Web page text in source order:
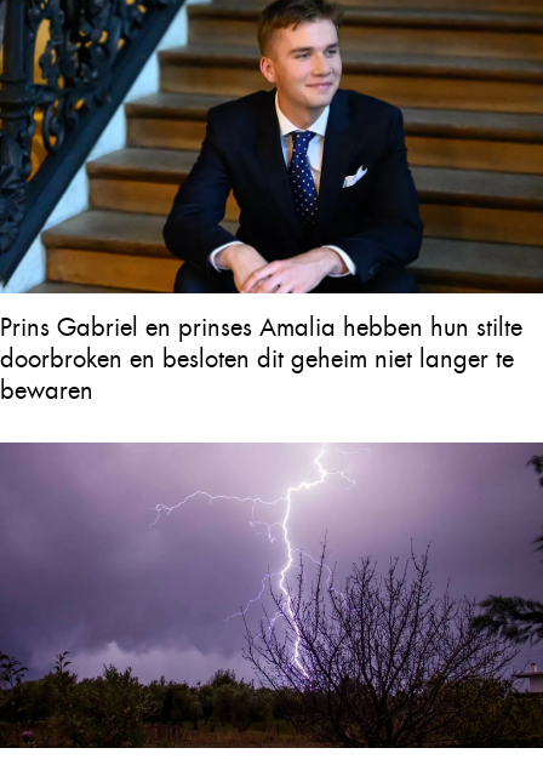
Prins Gabriel en prinses Amalia hebben hun stilte
doorbroken en besloten dit geheim niet langer te
bewaren